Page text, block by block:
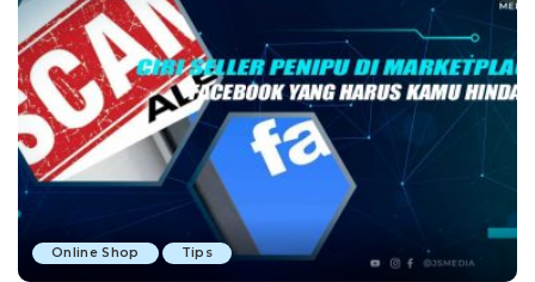
Online Shop Tips